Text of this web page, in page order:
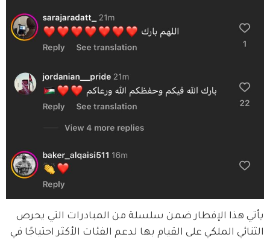
يأتي هذا الإفطار ضمن سلسلة من المبادرات التي يحرص
الثنائي الملكي على القيام بها لدعم الفئات الأكثر احتياجًا في